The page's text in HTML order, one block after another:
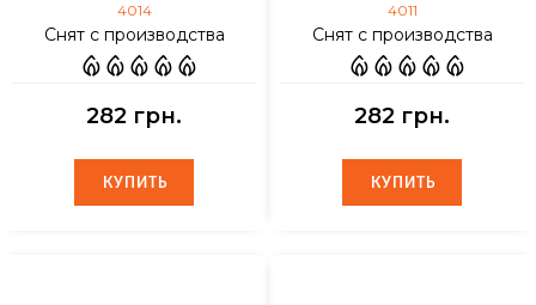
4014
Снят с производства
282 грн.
КУПИТЬ
КУПИТЬ
4011
Снят с производства
282 грн.
КУПИТЬ
КУПИТЬ